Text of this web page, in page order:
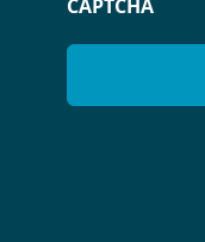
CAPTCHA